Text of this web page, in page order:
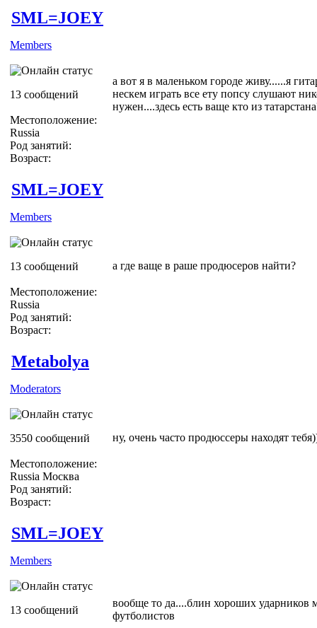
SML=JOEY
Members
13 сообщений
Местоположение:
Russia
Род занятий:
Возраст:
а вот я в маленьком городе живу......я
нескем играть все ету попсу слушают
нужен....здесь есть ваще кто из
SML=JOEY
Members
13 сообщений
Местоположение:
Russia
Род занятий:
Возраст:
а где ваще в раше продюсеров найти?
Metabolya
Moderators
3550 сообщений
Местоположение:
Russia Москва
Род занятий:
Возраст:
ну, очень часто продюссеры находят
SML=JOEY
Members
13 сообщений
вообще то да....блин хороших ударников
футболистов